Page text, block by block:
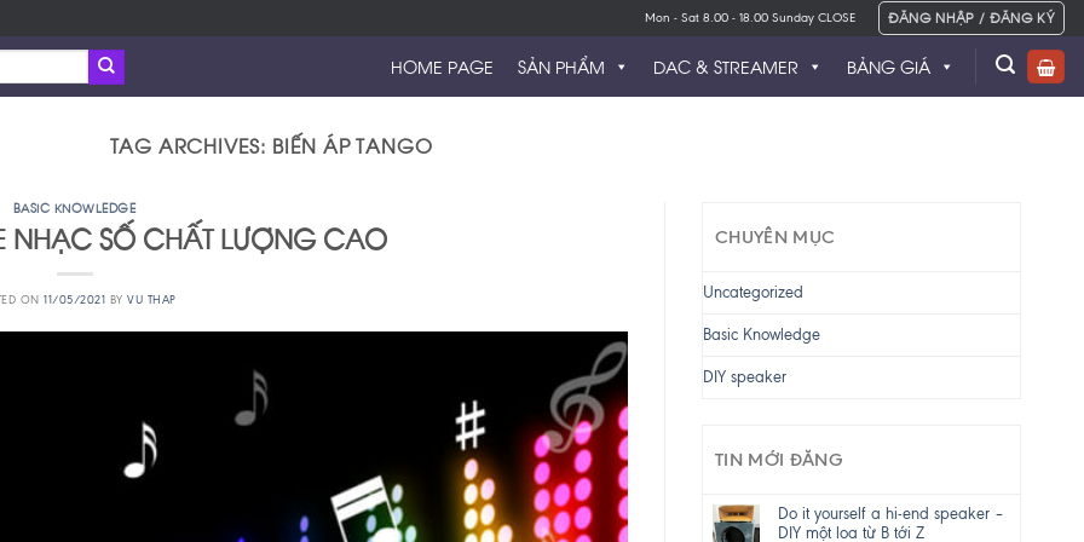
Mon - Sat 8.00 - 18.00 Sunday CLOSE ĐĂNG NHẬP / ĐĂNG KÝ
HOME PAGE SẢN PHẨM BẢNG GIÁ
DAC & STREAMER
TAG ARCHIVES: BIẾN ÁP TANGO
BASIC KNOWLEDGE
NHẠC SỐ CHẤT LƯỢNG CAO
ON11/05/2021 BYVU THAP
CHUYÊN MỤC
Uncategorized
Basic Knowledge
DIY speaker
TIN MỚI ĐĂNG
Do it yourself a hi-end speaker –
DIY một loa từ B tới Z